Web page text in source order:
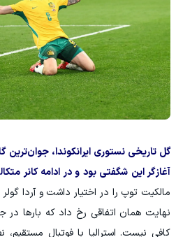
گل تاریخی نستوری ایرانکوندا، جوان‌ترین
آغازگر این شگفتی بود و در ادامه کانر
مالکیت توپ را در اختیار داشت و آردا
نهایت همان اتفاقی رخ داد که بارها در
کافی نیست. استرالیا با فوتبال